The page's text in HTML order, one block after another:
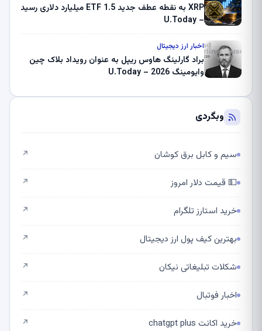
XRP به نقطه عطف جدید ETF 1.5 میلیارد دلاری رسید
– U.Today
اخبار ارز دیجیتال
براد گارلینگ هاوس ریپل به عنوان رویداد بلاک چین
وایومینگ 2026 – U.Today
وبگردی
سیم و کابل برق کوشان
💵 قیمت دلار امروز
خرید استارز تلگرام
بهترین کیف پول ارز دیجیتال
شکلات تبلیغاتی نیکان
اخبار فوتبال
خرید اکانت chatgpt plus